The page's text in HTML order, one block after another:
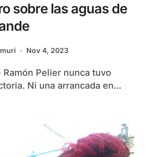
sobre las aguas de
Nov 4, 2023
Ni una arrancada en...